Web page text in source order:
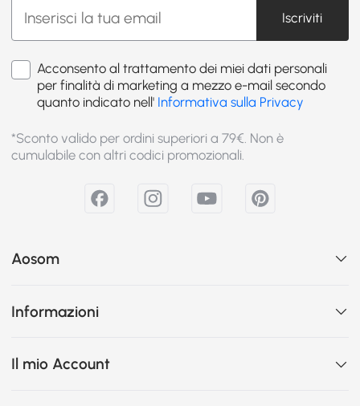
Iscriviti
Acconsento al trattamento dei miei dati personali
per finalità di marketing a mezzo e-mail secondo
quanto indicato nell' Informativa sulla Privacy
*Sconto valido per ordini superiori a 79€. Non è
cumulabile con altri codici promozionali.
Aosom
Informazioni
Il mio Account